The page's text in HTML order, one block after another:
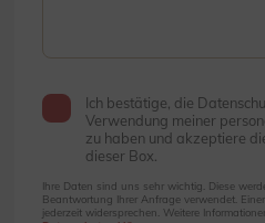
Ich bestätige, die
Verwendung meiner
zu haben und akzeptiere
dieser Box.
Ihre Daten sind uns sehr wichtig. Diese
Beantwortung Ihrer Anfrage verwendet.
jederzeit widersprechen. Weitere